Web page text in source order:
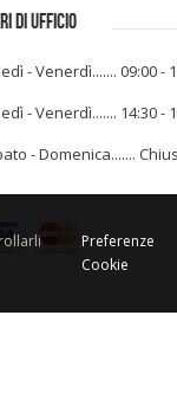
DI UFFICIO
- Venerdì....... 09:00 -
- Venerdì....... 14:30 -
- Domenica.......
Preferenze
Cookie